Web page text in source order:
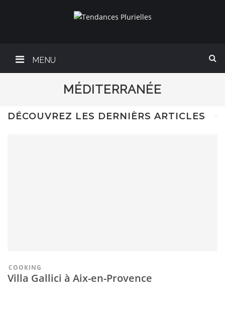
MENU
MÉDITERRANÉE
DÉCOUVREZ LES DERNIÈRS ARTICLES
COOKING
Villa Gallici à Aix-en-Provence